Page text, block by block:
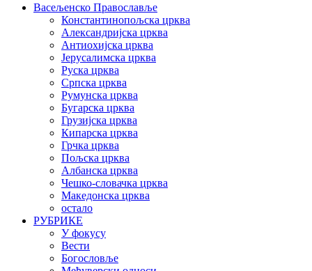
Васељенско Православље
Константинопољска црква
Александријска црква
Антиохијска црква
Јерусалимска црква
Руска црква
Српска црква
Румунска црква
Бугарска црква
Грузијска црква
Кипарска црква
Грчка црква
Пољска црква
Албанска црква
Чешко-словачка црква
Македонска црква
остало
РУБРИКЕ
У фокусу
Вести
Богословље